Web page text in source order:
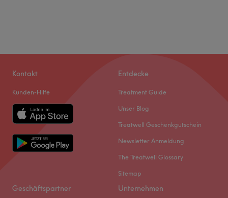
Kontakt
Kunden-Hilfe
Entdecke
Treatment Guide
Unser Blog
Treatwell Geschenkgutschein
Newsletter Anmeldung
The Treatwell Glossary
Sitemap
Geschäftspartner Unternehmen